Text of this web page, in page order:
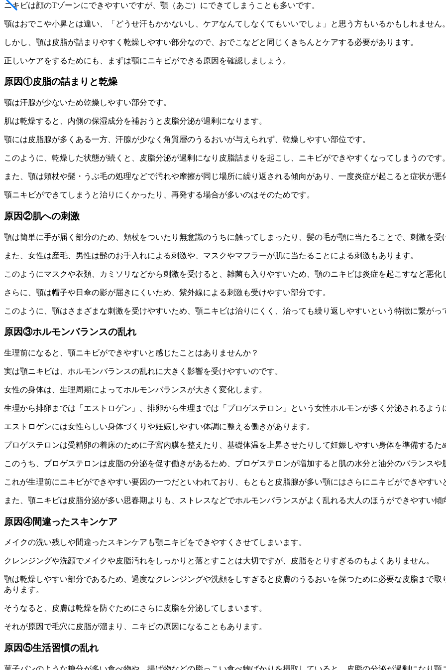
ニキビは顔のTゾーンにできやすいですが、顎（あご）にできてしまうことも多いです。
顎はおでこや小鼻とは違い、「どうせ汗もかかないし、ケアなんてしなくてもいいでしょ」と思う方もいるかもしれません
しかし、 顎は皮脂が詰まりやすく乾燥しやすい部分なので、おでこなどと同じくきちんとケアする必要があります。
正しいケアをするためにも、まずは顎にニキビができる原因 を確認しましょう。
原因①皮脂の詰まりと乾燥
顎は汗腺が少ないため乾燥しやすい部分です。
肌は乾燥すると、内側の保湿成分を補おうと 皮脂分泌が過剰になります。
顎には皮脂腺が多くある一方、汗腺が少なく角質層のうるおいが与えられず、乾燥しやすい部位です。
このように、乾燥した状態が続くと、 皮脂分泌が過剰 になり皮脂詰まりを起こし、 ニキビができやすくなってしまう のです
また、顎は頬杖や髭・うぶ毛の処理などで汚れや摩擦が同じ場所に繰り返される傾向があり、一度炎症が起こると症状が悪
顎ニキビができてしまうと治りにくかったり、再発する場合が多いのはそのためです。
原因②肌への刺激
顎は簡単に手が届く部分のため、頬杖をついたり無意識のうちに触ってしまったり、髪の毛が顎に当たることで、 刺激を受
また、 女性は産毛、男性は髭のお手入れによる刺激や、 マスクやマフラーが肌に当たることによる刺激 もあります。
このようにマスクや衣類、カミソリなどから刺激を受けると、雑菌も入りやすいため、顎のニキビは炎症を起こすなど悪化
さらに、顎は帽子や日傘の影が届きにくいため、 紫外線による刺激 も受けやすい部分です。
このように、顎はさまざまな刺激を受けやすいため、顎ニキビは治りにくく、治っても繰り返しやすいという特徴に繋がっ
原因③ホルモンバランスの乱れ
生理前になると、 顎ニキビができやすいと感じたことはありませんか？
実は顎ニキビは、 ホルモンバランスの乱れに大きく影響を受けやすいのです。
女性の身体は、 生理周期によってホルモンバランスが大きく変化します。
生理から排卵までは 「エストロゲン」 、排卵から生理までは 「プロゲステロン」 という 女性ホルモンが多く分泌されるよう
エストロゲンには女性らしい身体づくり や妊娠しやすい体調に整える働きがあります。
プロゲステロンは受精卵の着床のために子宮内膜を整えたり 、基礎体温を上昇させたりして妊娠しやすい身体を準備するた
このうち、プロゲステロンは皮脂の分泌を促す働き があるため、プロゲステロンが増加すると 肌の水分と油分のバランスや
これが生理前にニキビができやすい要因の一つだといわれており、もともと皮脂腺が多い顎にはさらにニキビができやすい
また、顎ニキビは皮脂分泌が多い思春期よりも、ストレスなどでホルモンバランスがよく乱れる大人 のほうができやすい傾
原因④間違ったスキンケア
メイクの洗い残しや間違ったスキンケア も顎ニキビをできやすくさせてしまいます。
クレンジングや洗顔でメイクや皮脂汚れをしっかりと落とすことは大切ですが、 皮脂をとりすぎるのもよくありません。
顎は乾燥しやすい部分であるため、過度なクレンジングや洗顔をしすぎると皮膚のうるおいを保つために必要な皮脂まで取
あります。
そうなると、皮膚は乾燥を防ぐためにさらに皮脂を分泌してしまいます。
それが原因で毛穴に皮脂が溜まり、 ニキビの原因 になることもあります。
原因⑤生活習慣の乱れ